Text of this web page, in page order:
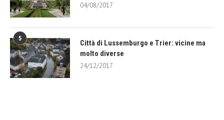
04/08/2017
5
Città di Lussemburgo e Trier: vicine ma
molto diverse
24/12/2017